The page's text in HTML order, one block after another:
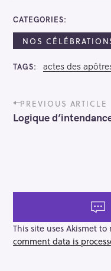
CATEGORIES
NOS
TAGS actes des
P
o
s
g
t
i
o
PREVIOUS ARTICLE
Logique
This site uses Akismet to
comment data is